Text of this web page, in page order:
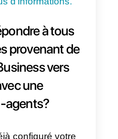
connecter
à Google My